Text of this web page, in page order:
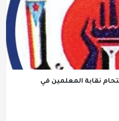
نقابة المعلمين في